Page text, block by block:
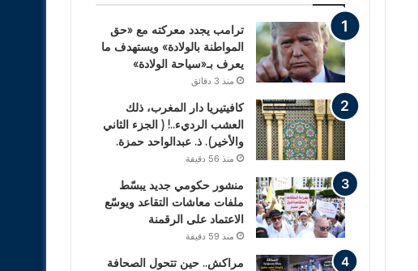
ترامب يجدد معركته مع «حق
المواطنة بالولادة» ويستهدف ما
يعرف بـ«سياحة الولادة»
منذ 3 دقائق
كافيتيريا دار المغرب، ذلك
العشب الرديء..! ( الجزء الثاني
والأخير). ذ. عبدالواحد حمزة.
منذ 56 دقيقة
منشور حكومي جديد يبسّط
ملفات معاشات التقاعد ويوسّع
الاعتماد على الرقمنة
منذ 59 دقيقة
مراكش.. حين تتحول الصحافة